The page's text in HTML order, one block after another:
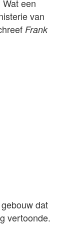
een
van
Frank
dat
vertoonde.